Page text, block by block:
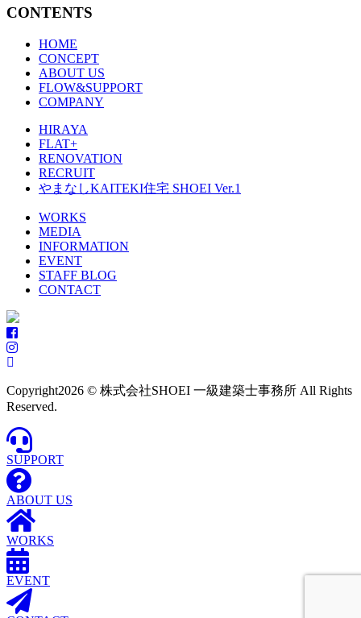
CONTENTS
HOME
CONCEPT
ABOUT US
FLOW&SUPPORT
COMPANY
HIRAYA
FLAT+
RENOVATION
RECRUIT
やまなしKAITEKI住宅 SHOEI Ver.1
WORKS
MEDIA
INFORMATION
EVENT
STAFF BLOG
CONTACT
Copyright2026 © 株式会社SHOEI 一級建築士事務所 All Rights
Reserved.
SUPPORT
ABOUT US
WORKS
EVENT